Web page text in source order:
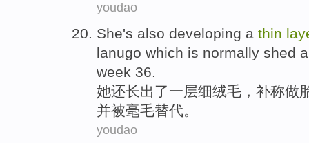
youdao
She's also developing a thin
lanugo which is normally shed
week 36.
她还长出了一层细绒毛 ，补称做
并被毫毛替代。
youdao